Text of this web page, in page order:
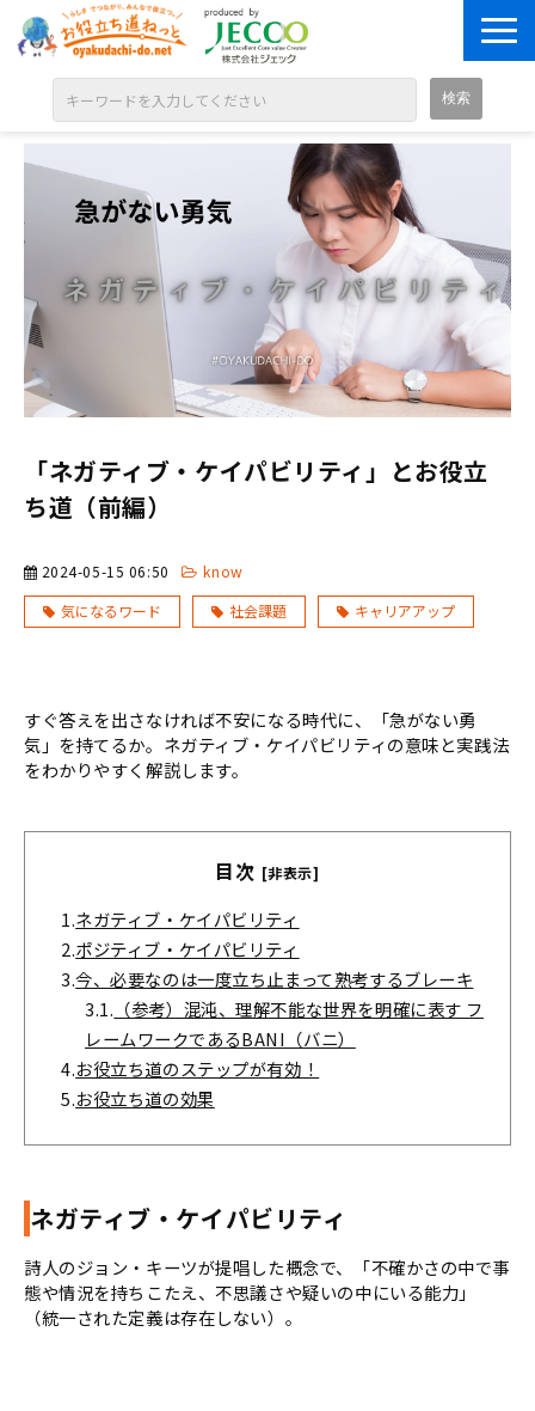
ABOUT
目的別に探す
ジャンル別に探す
シリーズ別に探す
OPEN BADGE
GALLERY
お知らせ
「ネガティブ・ケイパビリティ」とお役立
ち道（前編）
2024-05-15 06:50
know
気になるワード
社会課題 キャリアアップ
すぐ答えを出さなければ不安になる時代に、「急がない勇
気」を持てるか。ネガティブ・ケイパビリティの意味と実践法
をわかりやすく解説します。
目次 [非表示]
1.ネガティブ・ケイパビリティ
2.ポジティブ・ケイパビリティ
3.今、必要なのは一度立ち止まって熟考するブレーキ
3.1. （参考）混沌、理解不能な世界を明確に表す フ
レームワークであるBANI（バニ）
4.お役立ち道のステップが有効！
5.お役立ち道の効果
ネガティブ・ケイパビリティ
詩人のジョン・キーツが提唱した概念で、「不確かさの中で事
態や情況を持ちこたえ、不思議さや疑いの中にいる能力」
（統一された定義は存在しない）。